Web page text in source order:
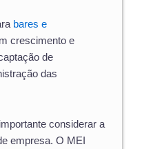
bares e
crescimento e
de
das
considerar a
empresa. O MEI